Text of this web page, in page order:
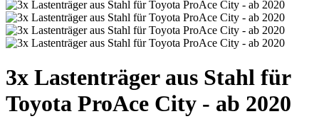
3x Lastenträger aus Stahl für
Toyota ProAce City - ab 2020